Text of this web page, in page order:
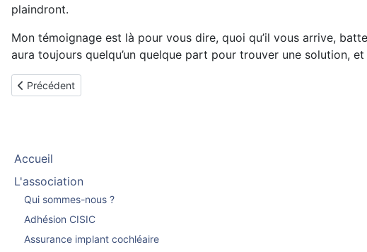
plaindront.
Mon témoignage est là pour vous dire, quoi qu’il vous arrive,
aura toujours quelqu’un quelque part pour trouver une solution,
Article précédent : Guillaume implanté en Novembre 2003
Précédent
Accueil
L'association
Qui sommes-nous ?
Adhésion CISIC
Assurance implant cochléaire